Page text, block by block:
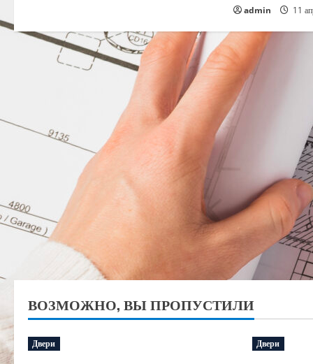
admin 11
ВОЗМОЖНО, ВЫ ПРОПУСТИЛИ
Двери Двери